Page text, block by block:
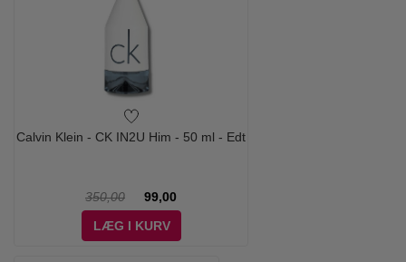
Calvin Klein - CK IN2U Him - 50 ml - Edt
350,00
99,00
LÆG I KURV